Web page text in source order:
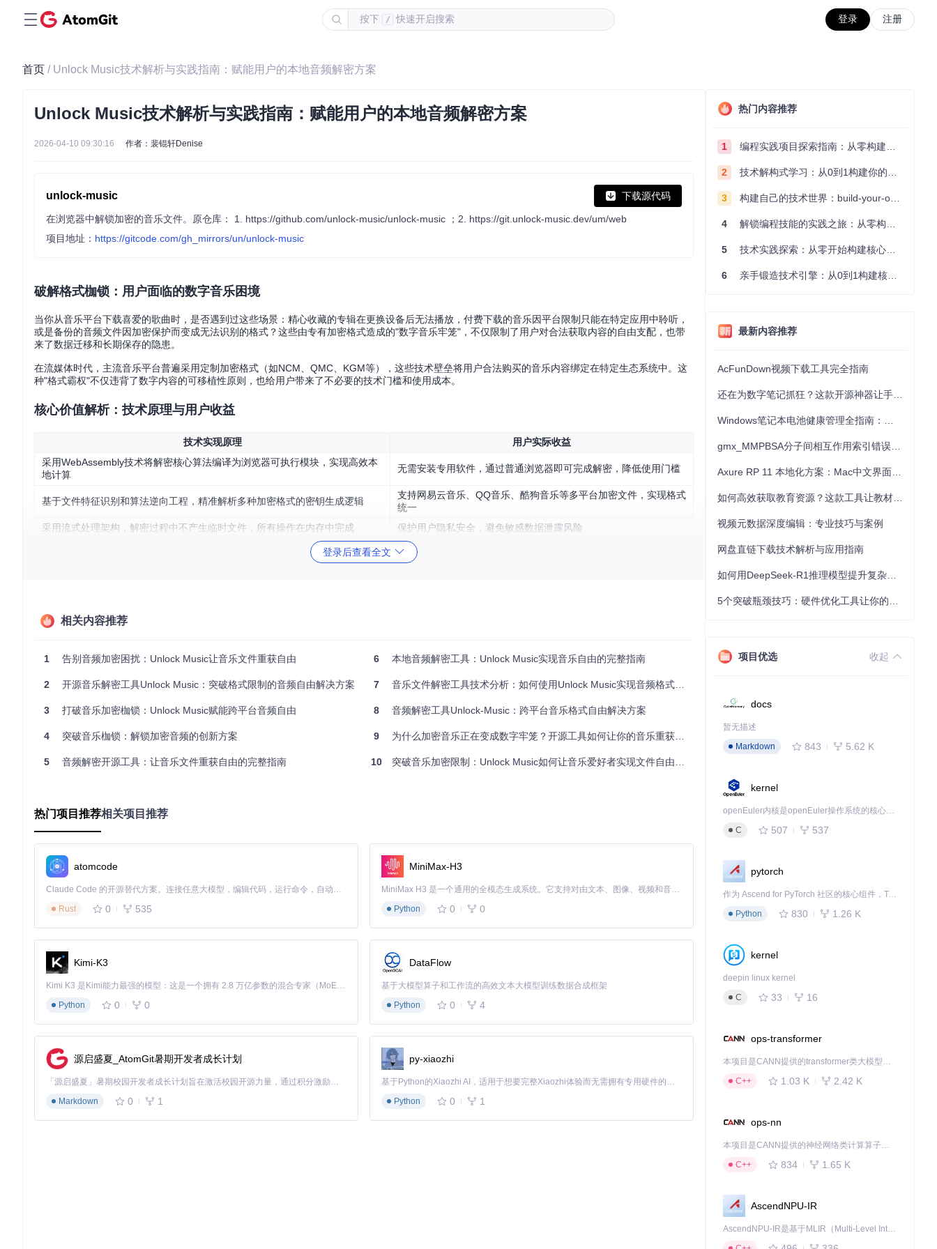
按下 / 快速开启搜索 登录 注册
首页 / Unlock Music技术解析与实践指南：赋能用户的本地音频解密方案
Unlock Music技术解析与实践指南：赋能用户的本地音频解密方案
2026-04-10 09:30:16 作者：裴锟轩Denise
unlock-music 下载源代码
在浏览器中解锁加密的音乐文件。原仓库： 1. https://github.com/unlock-music/unlock-music ；2. https://git.unlock-music.dev/um/web
项目地址： https://gitcode.com/gh_mirrors/un/unlock-music
破解格式枷锁：用户面临的数字音乐困境
当你从音乐平台下载喜爱的歌曲时，是否遇到过这些场景：精心收藏的专辑在更换设备后无法播放，付费下载的音乐因平台限制只能在特定应用中聆听，
或是备份的音频文件因加密保护而变成无法识别的格式？这些由专有加密格式造成的"数字音乐牢笼"，不仅限制了用户对合法获取内容的自由支配，也带
来了数据迁移和长期保存的隐患。
在流媒体时代，主流音乐平台普遍采用定制加密格式（如NCM、QMC、KGM等），这些技术壁垒将用户合法购买的音乐内容绑定在特定生态系统中。这
种"格式霸权"不仅违背了数字内容的可移植性原则，也给用户带来了不必要的技术门槛和使用成本。
核心价值解析：技术原理与用户收益
技术实现原理
用户实际收益
采用WebAssembly技术将解密核心算法编译为浏览器可执行模块，实现高效本
地计算
无需安装专用软件，通过普通浏览器即可完成解密，降低使用门槛
基于文件特征识别和算法逆向工程，精准解析多种加密格式的密钥生成逻辑
支持网易云音乐、QQ音乐、酷狗音乐等多平台加密文件，实现格式
统一
采用流式处理架构，解密过程中不产生临时文件，所有操作在内存中完成
保护用户隐私安全，避免敏感数据泄露风险
Unlock Music的核心创新在于将专业级解密技术民主化——通过浏览器端技术栈，让普通用户也能获得原本只有专业开发者才能实现的音频解密能力。这
图：Unlock Music的核心标识，蓝色圆环象征技术保护屏障，黄色音符代表被释放的音乐内容，整体设计体现"技术赋能音乐自由"的产品理念
心解密算法编译为WebAssembly模块，既保证了计算效率，又实现了跨平台兼容性。这种架构从根本上消除了数据泄露风险，践行了"用户数据永远属于
构建自适应加密格式识别引擎
项目创新性地开发了基于文件签名和特征码的自适应识别系统，能够自动检测20余种加密音频格式。通过结合魔数检测、文件头分析和试探性解密等多层
作为一款PWA（渐进式Web应用），Unlock Music能够像原生应用一样安装在用户设备上，支持离线使用功能。通过Service Worker技术缓存核心解密模
块，即使用户在无网络环境下也能正常处理本地文件。这种设计平衡了网页应用的便捷性和原生应用的功能完整性。
场景化应用指南：极简操作流程
构建本地解密环境
# 克隆项目仓库
# 进入项目目录
unlock-music
# 安装依赖并构建应用
npm install && npm run build
# 启动本地服务
执行音频解密操作
文件导入
：通过文件选择器或拖拽方式导入加密音频文件，系统自动识别格式
解密导出：点击"解密"按钮后等待处理完成，下载解密后的标准音频文件
整个过程无需专业知识，平均处理时间仅为文件大小的1/3（以3分钟歌曲为例，解密耗时约1分钟）。对于批量文件，系统会自动开启多线程处理，最大化
利用设备性能。
登录后查看全文
相关内容推荐
1 告别音频加密困扰：Unlock Music让音乐文件重获自由
2 开源音乐解密工具Unlock Music：突破格式限制的音频自由解决方案
3 打破音乐加密枷锁：Unlock Music赋能跨平台音频自由
4 突破音乐枷锁：解锁加密音频的创新方案
5 音频解密开源工具：让音乐文件重获自由的完整指南
6 本地音频解密工具：Unlock Music实现音乐自由的完整指南
7 音乐文件解密工具技术分析：如何使用Unlock Music实现音频格式自由转换
8 音频解密工具Unlock-Music：跨平台音乐格式自由解决方案
9 为什么加密音乐正在变成数字牢笼？开源工具如何让你的音乐重获自由
10 突破音乐加密限制：Unlock Music如何让音乐爱好者实现文件自由管理
热门项目推荐相关项目推荐
atomcode
Claude Code 的开源替代方案。连接任意大模型，编辑代码，运行命令，自动验证 — 全自动执行。用 Rust 构建，极致性能。 ｜ An open-source alternative to Claude Code. Connect any LLM, edit code, run commands, and verify changes — autonomously. Built in Rust for speed. Get Started
Rust
0 535
MiniMax-H3
MiniMax H3 是一个通用的全模态生成系统。它支持对由文本、图像、视频和音频组成的多模态上下文进行统一理解，并能生成分辨率高达 2K、时长可达 15 秒的带原生立体声音频的视频。得益于面向任务泛化的系统设计，H3 在预训练阶段就已具备广泛的多模态上下文理解与生成能力，能够出色地执行复杂的多模态指令。
Python
0 0
Kimi-K3
Kimi K3 是Kimi能力最强的模型：这是一个拥有 2.8 万亿参数的混合专家（MoE）模型，具备原生视觉理解能力，并支持 100 万 token 的上下文窗口。
Python
0 0
DataFlow
基于大模型算子和工作流的高效文本大模型训练数据合成框架
Python
0 4
源启盛夏_AtomGit暑期开发者成长计划
「源启盛夏」暑期校园开发者成长计划旨在激活校园开源力量，通过积分激励、认证扶持、资源倾斜等形式，引导高校组织和开发者完成「入驻 — 建项目 — 做贡献 — 获认证 — 得资源」的完整闭环。无论你是想带领社团入驻平台的组织者，还是希望用代码贡献证明自己的开发者，都能在这里找到属于你的成长路径。
Markdown
0 1
py-xiaozhi
基于Python的Xiaozhi AI，适用于想要完整Xiaozhi体验而无需拥有专用硬件的用户。
Python
0 1
热门内容推荐
1 编程实践项目探索指南：从零构建技术能力体系
2 技术解构式学习：从0到1构建你的编程知识体系
3 构建自己的技术世界：build-your-own-x项目的实践探索指南
4 解锁编程技能的实践之旅：从零构建你的技术世界
5 技术实践探索：从零开始构建核心系统的实践指南
6 亲手锻造技术引擎：从0到1构建核心系统的实践指南
最新内容推荐
AcFunDown视频下载工具完全指南
视频元数据深度编辑：专业技巧与案例
网盘直链下载技术解析与应用指南
项目优选 收起
docs
暂无描述
Markdown
843 5.62 K
kernel
openEuler内核是openEuler操作系统的核心，既是系统性能与稳定性的基石，也是连接处理器、设备与服务的桥梁。
C
507 537
pytorch
作为 Ascend for PyTorch 社区的核心组件，TorchNPU 是昇腾专为 PyTorch 打造的深度学习适配插件，使 PyTorch 框架能够直接调用昇腾 NPU，为开发者提供昇腾 AI 处理器的超强算力。
Python
830 1.26 K
kernel
deepin linux kernel
C
33 16
ops-transformer
本项目是CANN提供的transformer类大模型算子库，实现网络在NPU上加速计算。
C++
1.03 K 2.42 K
ops-nn
本项目是CANN提供的神经网络类计算算子库，实现网络在NPU上加速计算。
C++
834 1.65 K
AscendNPU-IR
AscendNPU-IR是基于MLIR（Multi-Level Intermediate Representation）构建的，面向昇腾亲和算子编译时使用的中间表示，提供昇腾完备表达能力，通过编译优化提升昇腾AI处理器计算效率，支持通过生态框架使能昇腾AI处理器与深度调优